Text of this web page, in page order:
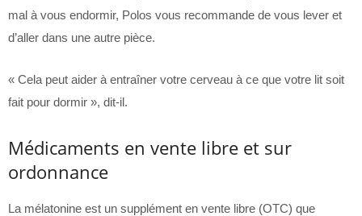
mal à vous endormir, Polos vous recommande de vous lever et
d’aller dans une autre pièce.
« Cela peut aider à entraîner votre cerveau à ce que votre lit soit
fait pour dormir », dit-il.
Médicaments en vente libre et sur
ordonnance
La mélatonine est un supplément en vente libre (OTC) que